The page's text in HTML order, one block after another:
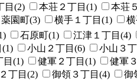
目(2) 本荘２丁目(1) 本荘
薬園町(3) 横手１丁目(1)
石原町(1) 江津１丁目(4)
小山２丁目(6) 小山３
目(1) 健軍２丁目(1) 健軍
丁目(2) 御領３丁目(4) 御